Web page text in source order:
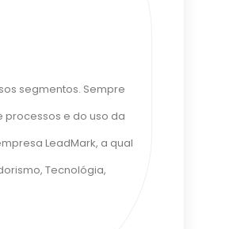
segmentos. Sempre
processos e do uso da
LeadMark, a qual
Tecnológia,